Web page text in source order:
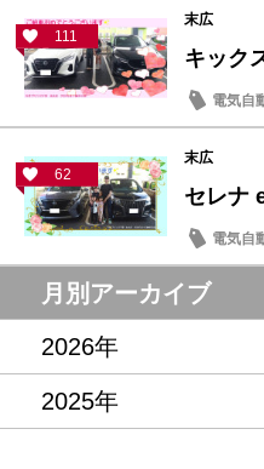
111
末広
キック
電気自
62
末広
セレナ
電気自
月別アーカイブ
2026年
2025年